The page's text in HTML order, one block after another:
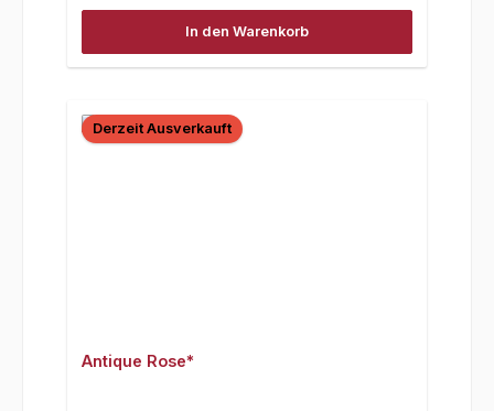
In den Warenkorb
Derzeit Ausverkauft
Antique Rose*